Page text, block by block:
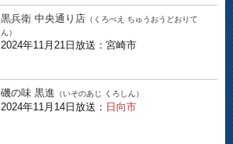
黒兵衛 中央通り店 （くろべえ ちゅうおうどおりて
ん）
2024年11月21日放送：宮崎市
磯の味 黒進 （いそのあじ くろしん）
2024年11月14日放送： 日向市